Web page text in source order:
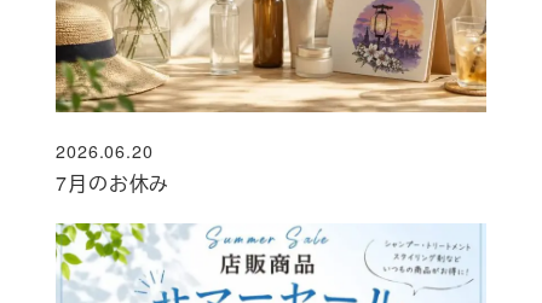
7月のお休み
投稿日
2026.06.20